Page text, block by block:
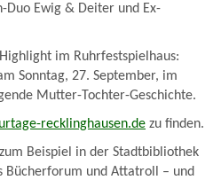
Ewig & Deiter und Ex-
im Ruhrfestspielhaus:
Sonntag, 27. September, im
Mutter-Tochter-Geschichte.
recklinghausen.de zu finden.
Beispiel in der Stadtbibliothek
Bücherforum und Attatroll – und